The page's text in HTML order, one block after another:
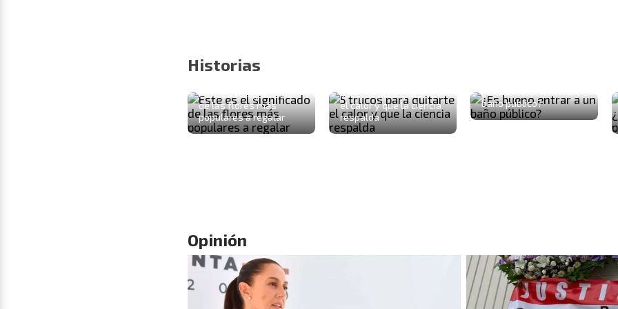
Historias
Este es el significado
de las flores más
populares a regalar
5 trucos para quitarte
el calor y que la ciencia
respalda
baño público?
Opinión